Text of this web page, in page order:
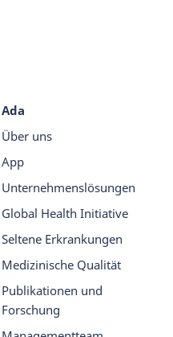
Ada
Über uns
App
Unternehmenslösungen
Global Health Initiative
Seltene Erkrankungen
Medizinische Qualität
Publikationen und
Forschung